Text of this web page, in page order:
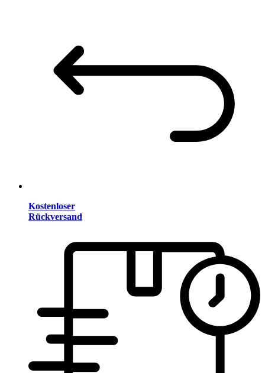
Kostenloser
Rückversand